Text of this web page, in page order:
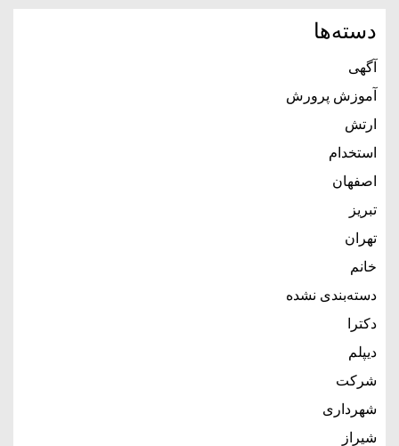
دسته‌ها
آگهی
آموزش پرورش
ارتش
استخدام
اصفهان
تبریز
تهران
خانم
دسته‌بندی نشده
دکترا
دیپلم
شرکت
شهرداری
شیراز